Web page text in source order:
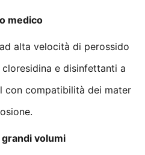
medico
alta velocità di perossido
e disinfettanti a
con compatibilità dei mater
volumi